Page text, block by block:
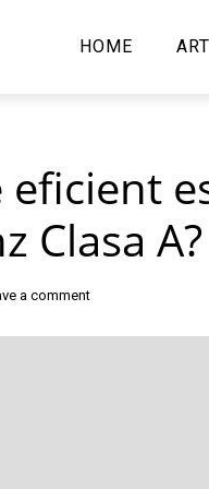
HOME
eficient
Clasa A?
a comment